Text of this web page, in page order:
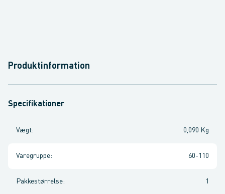
Produktinformation
Specifikationer
Vægt: 0,090 Kg
Varegruppe: 60-110
Pakkestørrelse: 1